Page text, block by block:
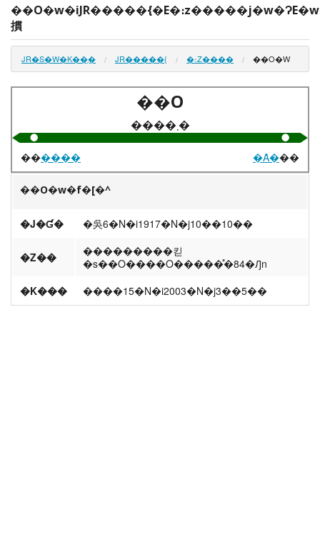
摜
JR�S�W�K��̗� JR�����{ �։Z���� ��O�W
��O
����܂�
������ �Ȃ���
��O�w�f�[�^
�J�Ɠ� �吳6�N�i1917�N�j10��10��
�Z��
���������킫
�s��O����O�����̊�84�Ԓn
�K���
����15�N�i2003�N�j3��5��